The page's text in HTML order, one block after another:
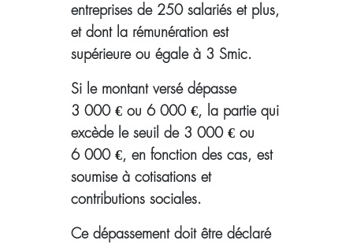
entreprises de 250 salariés et plus,
et dont la rémunération est
supérieure ou égale à 3 Smic.
Si le montant versé dépasse
3 000 € ou 6 000 €, la partie qui
excède le seuil de 3 000 € ou
6 000 €, en fonction des cas, est
soumise à cotisations et
contributions sociales.
Ce dépassement doit être déclaré